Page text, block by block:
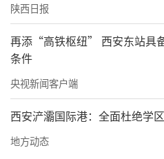
感、幸福感、安全感。（
陕西日报
再添“高铁枢纽” 西安东站具
条件
央视新闻客户端
西安浐灞国际港：全面杜绝学
地方动态